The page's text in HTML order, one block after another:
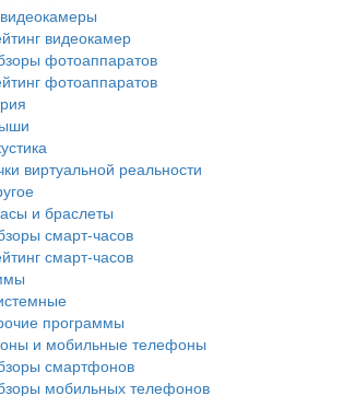
видеокамер
фотоаппаратов
фотоаппаратов
виртуальной реальности
и браслеты
смарт-часов
смарт-часов
программы
и мобильные телефоны
смартфонов
мобильных телефонов